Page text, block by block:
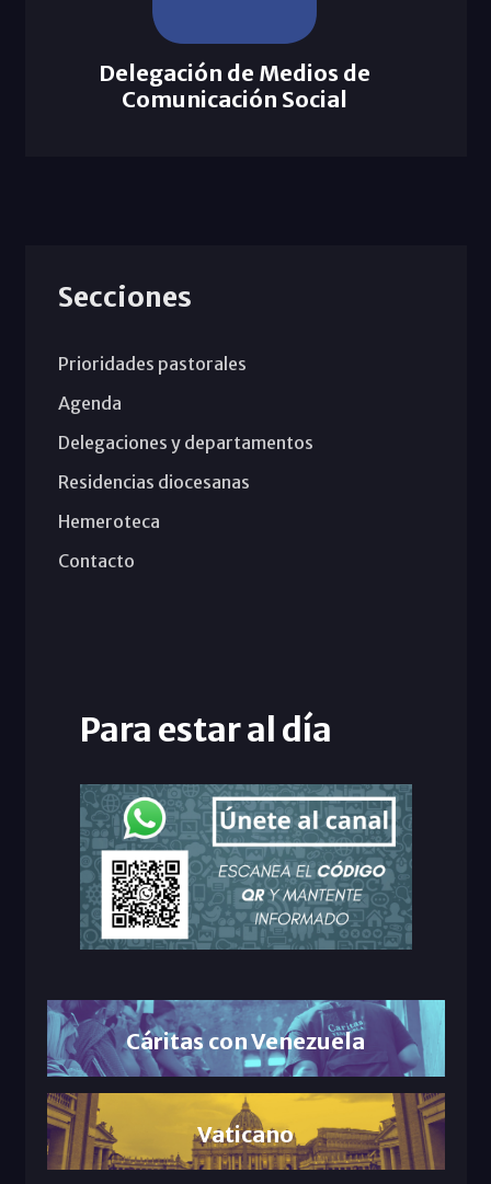
Delegación de Medios de
Comunicación Social
Secciones
Prioridades pastorales
Agenda
Delegaciones y departamentos
Residencias diocesanas
Hemeroteca
Contacto
Para estar al día
Cáritas con Venezuela
Vaticano